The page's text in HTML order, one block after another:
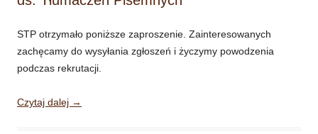
STP otrzymało poniższe zaproszenie. Zainteresowanych
zachęcamy do wysyłania zgłoszeń i życzymy powodzenia
podczas rekrutacji.
Czytaj dalej →